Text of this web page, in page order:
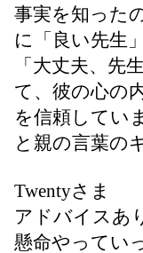
事実を知った
に「良い先生
「大丈夫、先
て、彼の心の
を信頼してい
と親の言葉の
Twentyさま
アドバイスあ
懸命やってい